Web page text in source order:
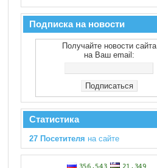
Подписка на новости
Получайте новости сайта
на Ваш email:
Статистика
27 Посетителя на сайте